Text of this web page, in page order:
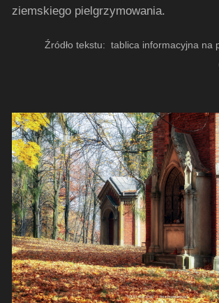
ziemskiego pielgrzymowania.
Źródło tekstu: tablica informacyjna na